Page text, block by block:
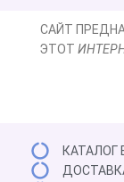
Почему
стоит
САЙТ
ЭТОТ
КАТАЛОГ